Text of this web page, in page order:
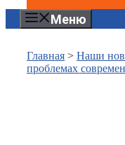
Меню
Главная > Наши
проблемах